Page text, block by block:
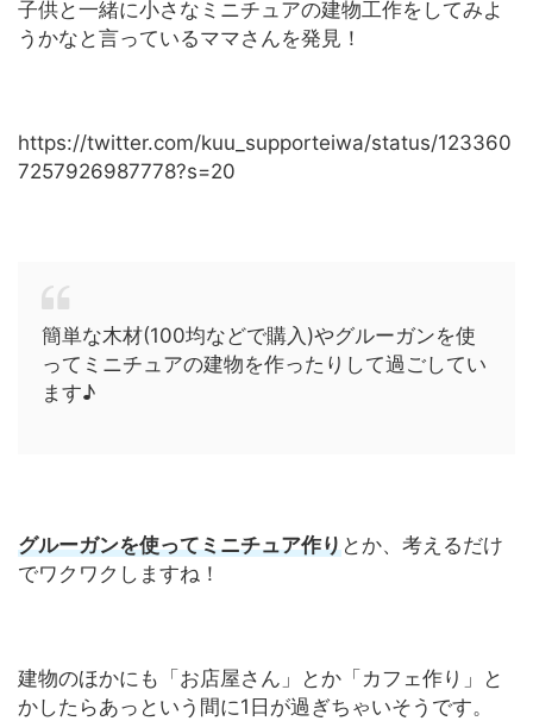
子供と一緒に小さなミニチュアの建物工作をしてみよ
うかなと言っているママさんを発見！
https://twitter.com/kuu_supporteiwa/status/123360
7257926987778?s=20
簡単な木材(100均などで購入)やグルーガンを使
ってミニチュアの建物を作ったりして過ごしてい
ます♪
グルーガンを使ってミニチュア作りとか、考えるだけ
でワクワクしますね！
建物のほかにも「お店屋さん」とか「カフェ作り」と
かしたらあっという間に1日が過ぎちゃいそうです。